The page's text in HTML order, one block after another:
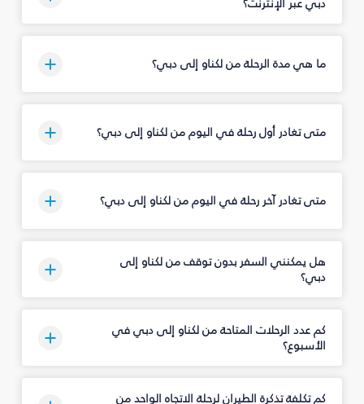
ما هي مدة الرحلة من لكناو إلى دبي؟
متى تغادر أول رحلة في اليوم من لكناو إلى دبي؟
متى تغادر آخر رحلة في اليوم من لكناو إلى دبي؟
هل يمكنني السفر بدون توقف من لكناو إلى
دبي؟
كم عدد الرحلات المتاحة من لكناو إلى دبي في
الأسبوع؟
كم تكلفة تذكرة الطيران لرحلة الاتجاه الواحد من